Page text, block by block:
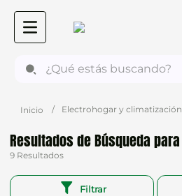
Electrohogar y climatización
9
Filtrar